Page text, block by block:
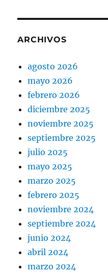
ARCHIVOS
agosto 2026
mayo 2026
febrero 2026
diciembre 2025
noviembre 2025
septiembre 2025
julio 2025
mayo 2025
marzo 2025
febrero 2025
noviembre 2024
septiembre 2024
junio 2024
abril 2024
marzo 2024